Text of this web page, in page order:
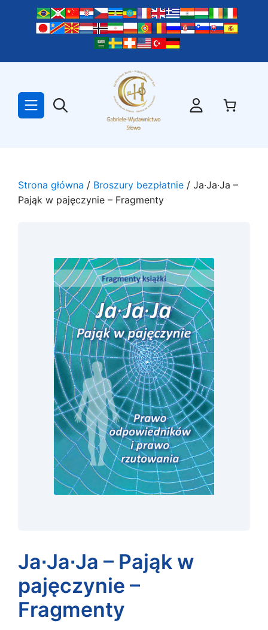
Strona główna / Broszury bezpłatnie / Ja∙Ja∙Ja –
Pająk w pajęczynie – Fragmenty
Ja∙Ja∙Ja – Pająk w
pajęczynie –
Fragmenty